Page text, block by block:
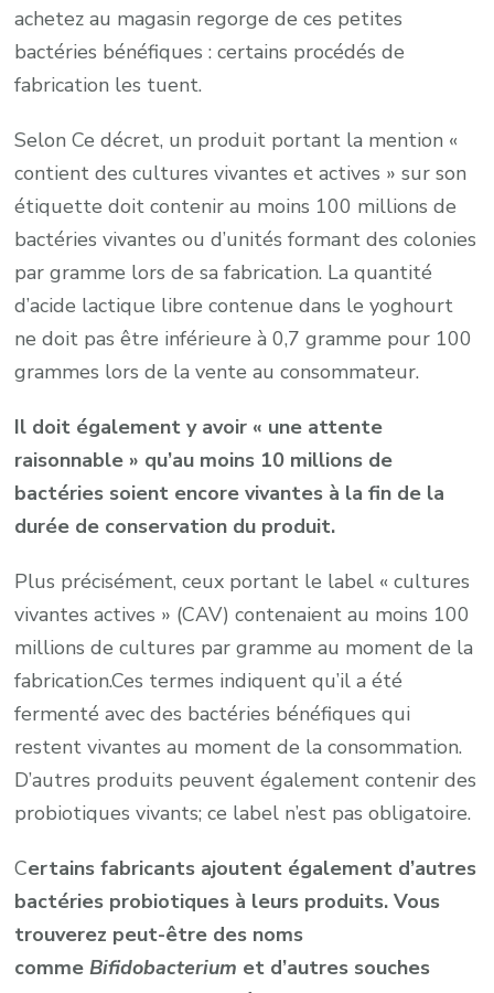
achetez au magasin regorge de ces petites
bactéries bénéfiques : certains procédés de
fabrication les tuent.
Selon Ce décret, un produit portant la mention «
contient des cultures vivantes et actives » sur son
étiquette doit contenir au moins 100 millions de
bactéries vivantes ou d’unités formant des colonies
par gramme lors de sa fabrication. La quantité
d’acide lactique libre contenue dans le yoghourt
ne doit pas être inférieure à 0,7 gramme pour 100
grammes lors de la vente au consommateur.
Il doit également y avoir « une attente
raisonnable » qu’au moins 10 millions de
bactéries soient encore vivantes à la fin de la
durée de conservation du produit.
Plus précisément, ceux portant le label « cultures
vivantes actives » (CAV) contenaient au moins 100
millions de cultures par gramme au moment de la
fabrication.Ces termes indiquent qu’il a été
fermenté avec des bactéries bénéfiques qui
restent vivantes au moment de la consommation.
D’autres produits peuvent également contenir des
probiotiques vivants; ce label n’est pas obligatoire.
Certains fabricants ajoutent également d’autres
bactéries probiotiques à leurs produits. Vous
trouverez peut-être des noms
commeBifidobacterium et d’autres souches